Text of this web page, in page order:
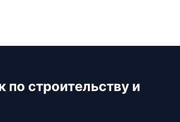
по строительству и